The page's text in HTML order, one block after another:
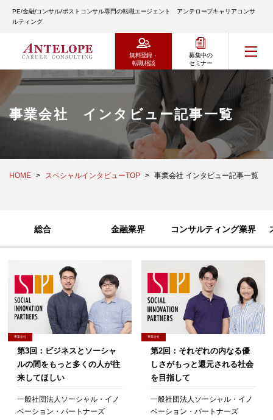
PE/金融/コンサル/ポストコンサル専門の転職エージェント アンテロープキャリアコンサ
ルティング
無料登録・
転職相談
募集中の
セミナー
事業会社 インタビュー記事一覧
HOME スペシャルインタビューTOP 事業会社 インタビュー記事一覧
総合 金融業界 コンサルティング業界
事業会社
第3回：ビジネスとソーシャ
ルの間をもっと多くの人が往
来してほしい
一般社団法人ソーシャル・イノ
ベーション・パートナーズ
事業会社
第2回：それぞれの内なる優
しさがもっと還元される社会
を目指して
一般社団法人ソーシャル・イノ
ベーション・パートナーズ